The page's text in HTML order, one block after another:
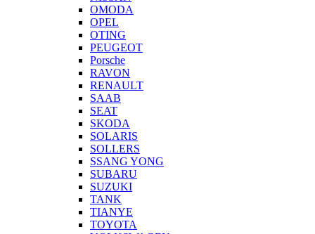
OMODA
OPEL
OTING
PEUGEOT
Porsche
RAVON
RENAULT
SAAB
SEAT
SKODA
SOLARIS
SOLLERS
SSANG YONG
SUBARU
SUZUKI
TANK
TIANYE
TOYOTA